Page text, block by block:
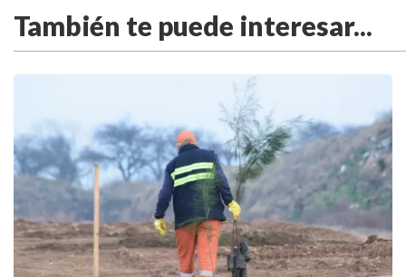
También te puede interesar...